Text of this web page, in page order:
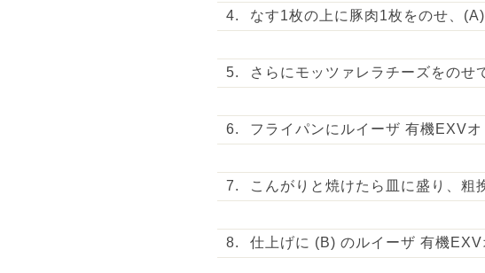
なす1枚の上に豚肉1枚をのせ、
さらにモッツァレラチーズをのせ
フライパンにルイーザ 有機EXV
こんがりと焼けたら皿に盛り、粗
仕上げに (B) のルイーザ 有機EXV